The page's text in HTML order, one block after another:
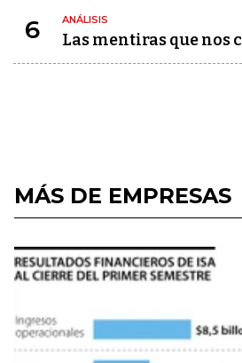
6 ANÁLISIS
Las mentiras que nos
MÁS DE EMPRESAS